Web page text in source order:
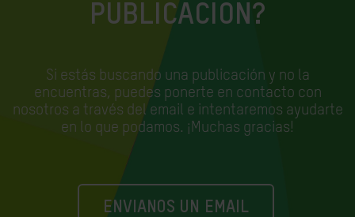
PUBLICACIÓN?
Si estás buscando una publicación y no la
encuentras, puedes ponerte en contacto con
nosotros a través del email e intentaremos ayudarte
en lo que podamos. ¡Muchas gracias!
ENVIANOS UN EMAIL